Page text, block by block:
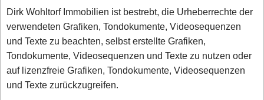
Dirk Wohltorf Immobilien ist bestrebt, die Urheberrechte der
verwendeten Grafiken, Tondokumente, Videosequenzen
und Texte zu beachten, selbst erstellte Grafiken,
Tondokumente, Videosequenzen und Texte zu nutzen oder
auf lizenzfreie Grafiken, Tondokumente, Videosequenzen
und Texte zurückzugreifen.